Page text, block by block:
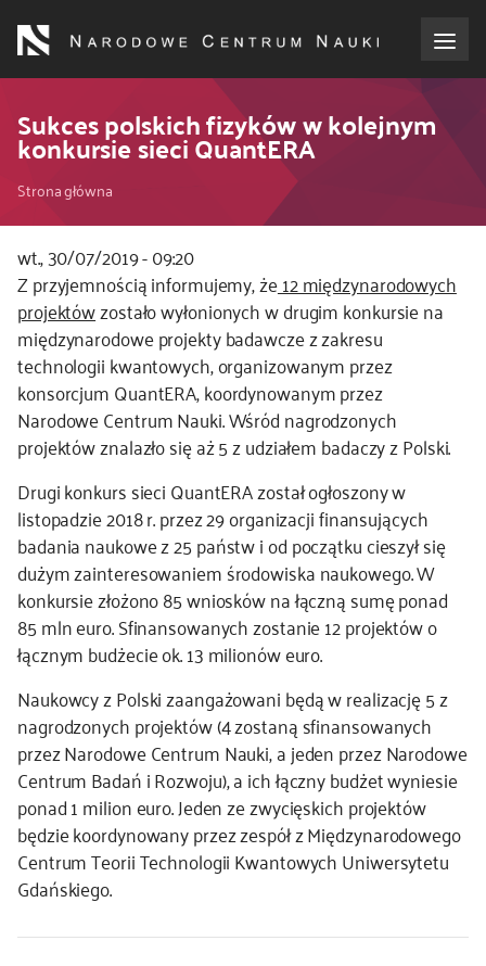
treści
o NCN
dla wnioskodawców
dla realizujących projekty
dla ekspertów
efekty NCN
współpraca międzynarodowa
nagroda NCN
kontakt
Sukces polskich fizyków w kolejnym
konkursie sieci QuantERA
Ścieżka
nawigacyjna
Strona główna
wt., 30/07/2019 - 09:20
Z przyjemnością informujemy, że12 międzynarodowych
projektówzostało wyłonionych w drugim konkursie na
międzynarodowe projekty badawcze z zakresu
technologii kwantowych, organizowanym przez
konsorcjum QuantERA, koordynowanym przez
Narodowe Centrum Nauki. Wśród nagrodzonych
projektów znalazło się aż 5 z udziałem badaczy z Polski.
Drugi konkurs sieci QuantERA został ogłoszony w
listopadzie 2018 r. przez 29 organizacji finansujących
badania naukowe z 25 państw i od początku cieszył się
dużym zainteresowaniem środowiska naukowego. W
konkursie złożono 85 wniosków na łączną sumę ponad
85 mln euro. Sfinansowanych zostanie 12 projektów o
łącznym budżecie ok. 13 milionów euro.
Naukowcy z Polski zaangażowani będą w realizację 5 z
nagrodzonych projektów (4 zostaną sfinansowanych
przez Narodowe Centrum Nauki, a jeden przez Narodowe
Centrum Badań i Rozwoju), a ich łączny budżet wyniesie
ponad 1 milion euro. Jeden ze zwycięskich projektów
będzie koordynowany przez zespół z Międzynarodowego
Centrum Teorii Technologii Kwantowych Uniwersytetu
Gdańskiego.